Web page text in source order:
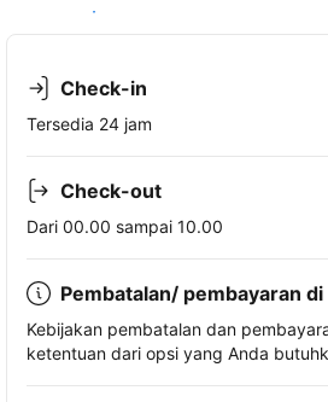
Lihat ketersediaan
Check-in
Tersedia 24 jam
Check-out
Dari 00.00 sampai 10.00
Pembatalan/ pembayaran di
Kebijakan pembatalan dan
ketentuan dari opsi yang Anda